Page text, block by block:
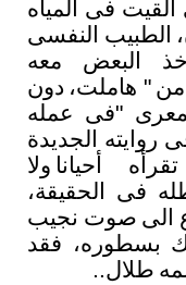
ألقيت فى المياه
الطبيب النفسى
أخذ البعض
معه
من " هاملت، دون
"فى عمله
روايته الجديدة
تقرأه أحيانا ولا
فى
الحقيقة،
الى صوت نجيب
بسطوره، فقد
طلال..